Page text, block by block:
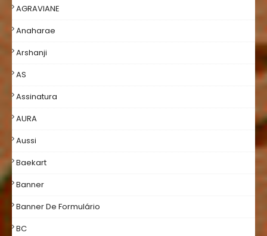
AGRAVIANE
Anaharae
Arshanji
AS
Assinatura
AURA
Aussi
Baekart
Banner
Banner De Formulário
BC